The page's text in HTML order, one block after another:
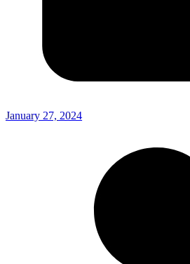
January 27, 2024